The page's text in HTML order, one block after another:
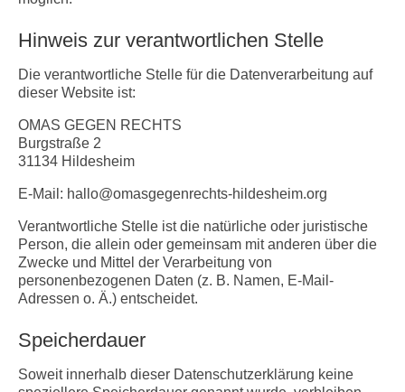
Hinweis zur verantwortlichen Stelle
Die verantwortliche Stelle für die Datenverarbeitung auf
dieser Website ist:
OMAS GEGEN RECHTS
Burgstraße 2
31134 Hildesheim
E-Mail: hallo@omasgegenrechts-hildesheim.org
Verantwortliche Stelle ist die natürliche oder juristische
Person, die allein oder gemeinsam mit anderen über die
Zwecke und Mittel der Verarbeitung von
personenbezogenen Daten (z. B. Namen, E-Mail-
Adressen o. Ä.) entscheidet.
Speicherdauer
Soweit innerhalb dieser Datenschutzerklärung keine